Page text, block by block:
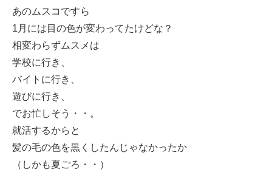
あのムスコですら
1月には目の色が変わってたけどな？
相変わらずムスメは
学校に行き、
バイトに行き、
遊びに行き、
でお忙しそう・・。
就活するからと
髪の毛の色を黒くしたんじゃなかったか
（しかも夏ごろ・・）